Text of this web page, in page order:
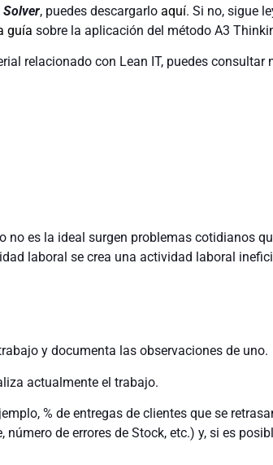
Solver, puedes descargarlo aquí. Si no, sigue
guía sobre la aplicación del método A3
relacionado con Lean IT, puedes consultar
no es la ideal surgen problemas cotidianos
laboral se crea una actividad laboral
y documenta las observaciones de uno.
actualmente el trabajo.
% de entregas de clientes que se
de errores de Stock, etc.) y, si es